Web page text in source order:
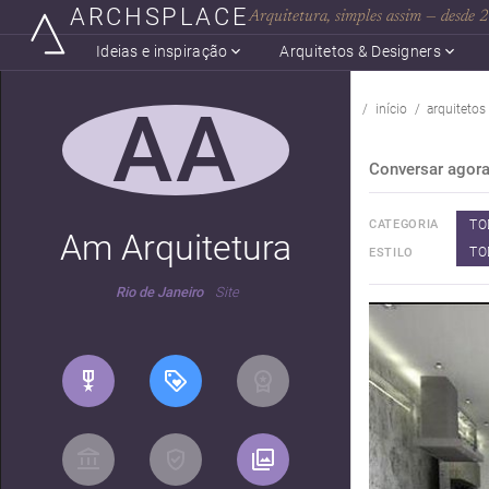
ARCHSPLACEArquitetura, simples assim — desde
Ideias e inspiração Arquitetos & Designers
AA
Am Arquitetura
Rio de Janeiro Site
início arquitetos
Conversar agora
CATEGORIA
ESTILO